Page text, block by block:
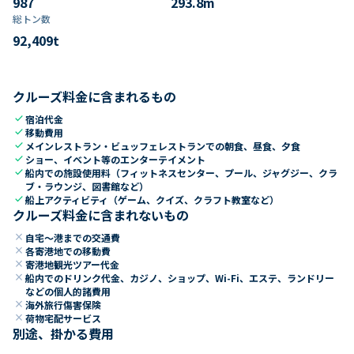
総トン数​
92,409t
クルーズ料金に含まれるもの
check宿泊代金
check移動費用
check メインレストラン・ビュッフェレストランでの朝食、昼食、夕食
check ショー、イベント等のエンターテイメント
check船内での施設使用料（フィットネスセンター、プール、ジャグジー、クラ
ブ・ラウンジ、図書館など）
check船上アクティビティ（ゲーム、クイズ、クラフト教室など）
クルーズ料金に含まれないもの
close 自宅～港までの交通費
close 各寄港地での移動費
close 寄港地観光ツアー代金
close 船内でのドリンク代金、カジノ、ショップ、Wi-Fi、エステ、ランドリー
などの個人的諸費用
close 海外旅行傷害保険
close 荷物宅配サービス
別途、掛かる費用